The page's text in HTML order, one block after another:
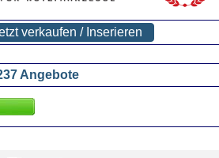
verkaufen / Inserieren
Angebote